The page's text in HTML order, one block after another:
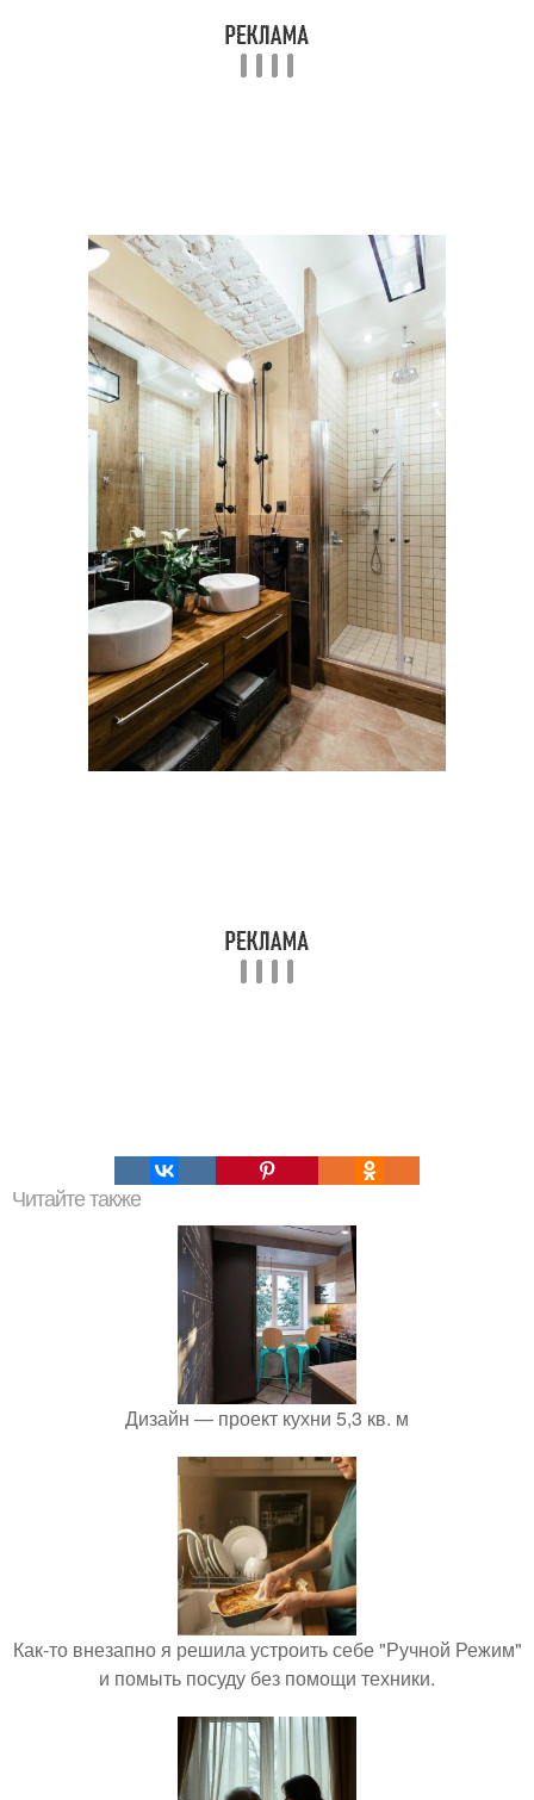
Читайте также
Дизайн — проект кухни 5,3 кв. м
Как-то внезапно я решила устроить себе "Ручной Режим"
и помыть посуду без помощи техники.